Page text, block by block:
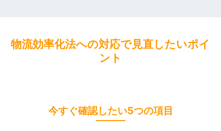
物流効率化法への対応で見直したいポイ
ント
今すぐ確認したい5つの項目